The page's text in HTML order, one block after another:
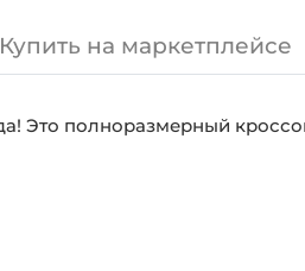
Купить на маркетплейсе
Это полноразмерный